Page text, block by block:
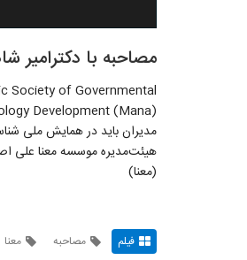
مصاحبه با دکترامیر
Society of Governmental
مدیران باید در همایش ملی
هیئت‌مدیره موسسه معنا علی
(معنا)
فیلم مصاحبه معنا